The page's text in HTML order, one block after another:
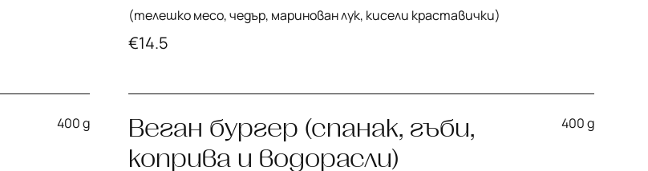
(телешко месо, чедър, маринован лук, кисели краставички)
€14.5
400 g
Веган бургер (спанак, гъби,
коприва и водорасли)
400 g